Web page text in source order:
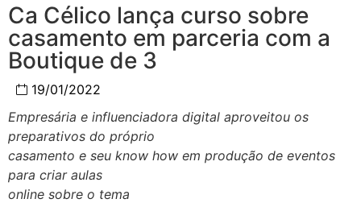
Ca Célico lança curso sobre
casamento em parceria com a
Boutique de 3
19/01/2022
Empresária e influenciadora digital aproveitou os
preparativos do próprio
casamento e seu know how em produção de eventos
para criar aulas
online sobre o tema